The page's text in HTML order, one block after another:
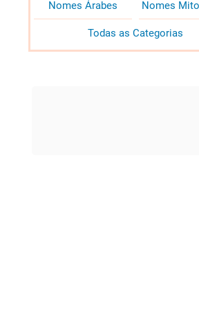
Nomes Árabes Nomes
Todas as Categorias